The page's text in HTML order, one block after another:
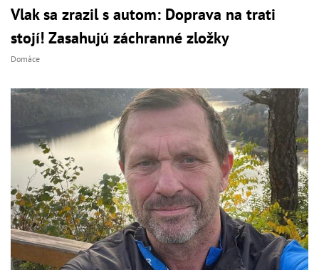
Vlak sa zrazil s autom: Doprava na trati
stojí! Zasahujú záchranné zložky
Domáce